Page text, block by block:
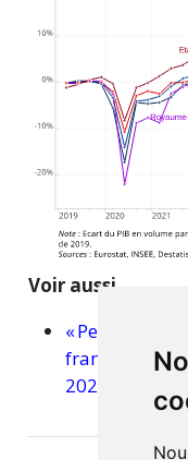
Voir aussi
«
française,
2025